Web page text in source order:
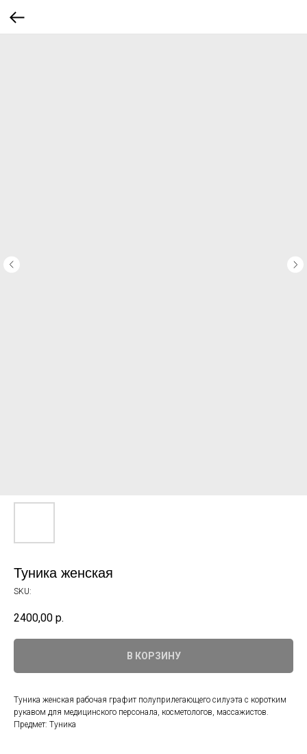
Туника женская
SKU:
2400,00 р.
В КОРЗИНУ
Туника женская рабочая графит полуприлегающего силуэта с коротким
рукавом для медицинского персонала, косметологов, массажистов.
Предмет: Туника